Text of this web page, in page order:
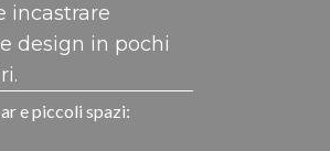
incastrare
design in pochi
e piccoli spazi: